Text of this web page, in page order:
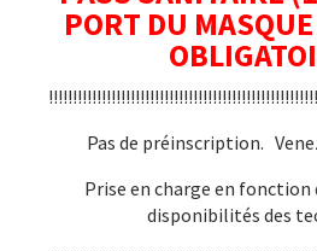
PORT DU
Pas de préinscription.
Prise en charge en fonction
disponibilités des